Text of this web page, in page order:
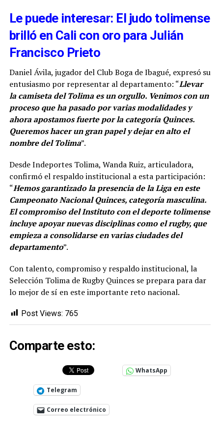
Le puede interesar: El judo tolimense
brilló en Cali con oro para Julián
Francisco Prieto
Daniel Ávila, jugador del Club Boga de Ibagué, expresó su
entusiasmo por representar al departamento: “Llevar
la camiseta del Tolima es un orgullo. Venimos con un
proceso que ha pasado por varias modalidades y
ahora apostamos fuerte por la categoría Quinces.
Queremos hacer un gran papel y dejar en alto el
nombre del Tolima”.
Desde Indeportes Tolima, Wanda Ruiz, articuladora,
confirmó el respaldo institucional a esta participación:
“Hemos garantizado la presencia de la Liga en este
Campeonato Nacional Quinces, categoría masculina.
El compromiso del Instituto con el deporte tolimense
incluye apoyar nuevas disciplinas como el rugby, que
empieza a consolidarse en varias ciudades del
departamento”.
Con talento, compromiso y respaldo institucional, la
Selección Tolima de Rugby Quinces se prepara para dar
lo mejor de sí en este importante reto nacional.
Post Views: 765
Comparte esto:
WhatsApp
Telegram
Correo electrónico